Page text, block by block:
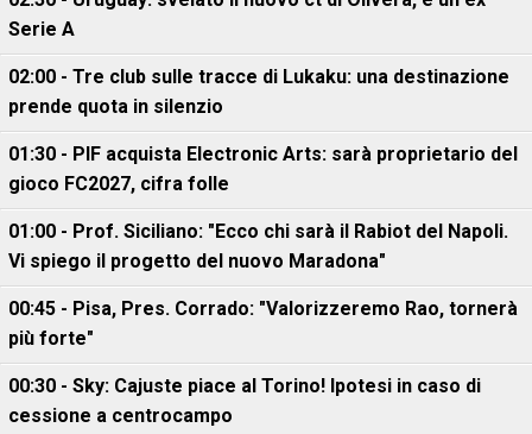
Serie A
02:00 - Tre club sulle tracce di Lukaku: una destinazione
prende quota in silenzio
01:30 - PIF acquista Electronic Arts: sarà proprietario del
gioco FC2027, cifra folle
01:00 - Prof. Siciliano: "Ecco chi sarà il Rabiot del Napoli.
Vi spiego il progetto del nuovo Maradona"
00:45 - Pisa, Pres. Corrado: "Valorizzeremo Rao, tornerà
più forte"
00:30 - Sky: Cajuste piace al Torino! Ipotesi in caso di
cessione a centrocampo